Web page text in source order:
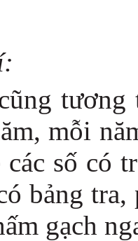
tương
mỗi
số có
bảng
gạch